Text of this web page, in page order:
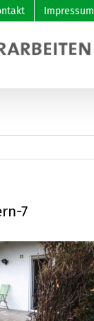
Impressum
7